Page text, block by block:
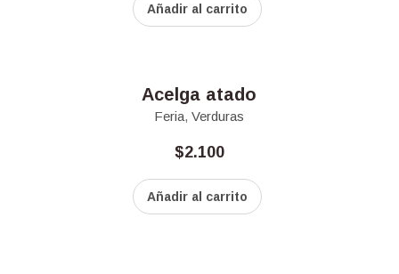
Añadir al carrito
Acelga atado
Feria,Verduras
$2.100
Añadir al carrito